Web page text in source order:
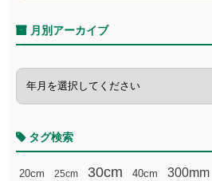
月別アーカイブ
タグ検索
20cm 25cm 30cm 40cm 300mm